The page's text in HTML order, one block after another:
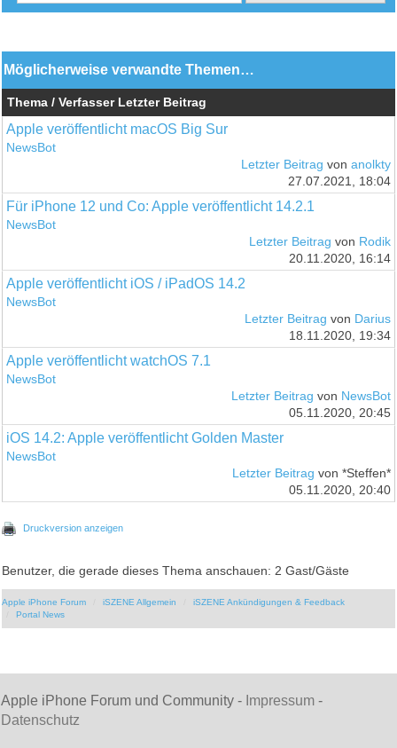
Möglicherweise verwandte Themen…
Thema / Verfasser Letzter Beitrag
Apple veröffentlicht macOS Big Sur
NewsBot
Letzter Beitrag von anolkty
27.07.2021, 18:04
Für iPhone 12 und Co: Apple veröffentlicht 14.2.1
NewsBot
Letzter Beitrag von Rodik
20.11.2020, 16:14
Apple veröffentlicht iOS / iPadOS 14.2
NewsBot
Letzter Beitrag von Darius
18.11.2020, 19:34
Apple veröffentlicht watchOS 7.1
NewsBot
Letzter Beitrag von NewsBot
05.11.2020, 20:45
iOS 14.2: Apple veröffentlicht Golden Master
NewsBot
Letzter Beitrag von *Steffen*
05.11.2020, 20:40
Druckversion anzeigen
Benutzer, die gerade dieses Thema anschauen: 2 Gast/Gäste
Apple iPhone Forum iSZENE Allgemein
iSZENE Ankündigungen & Feedback
Portal News
Apple iPhone Forum und Community - Impressum -
Datenschutz